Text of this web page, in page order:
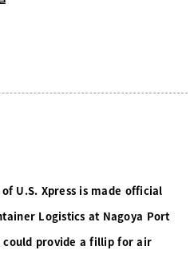
U.S. Xpress is made official
Logistics at Nagoya Port
could provide a fillip for air